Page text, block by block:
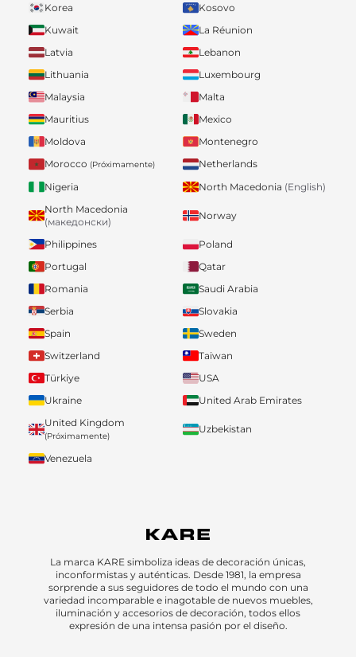
Korea
Kosovo
Kuwait
La Réunion
Latvia
Lebanon
Lithuania
Luxembourg
Malaysia
Malta
Mauritius
Mexico
Moldova
Montenegro
Morocco (Próximamente)
Netherlands
Nigeria
North Macedonia (English)
North Macedonia
(македонски)
Norway
Philippines
Poland
Portugal
Qatar
Romania
Saudi Arabia
Serbia
Slovakia
Spain
Sweden
Switzerland
Taiwan
Türkiye
USA
Ukraine
United Arab Emirates
United Kingdom
(Próximamente)
Uzbekistan
Venezuela
La marca KARE simboliza ideas de decoración únicas,
inconformistas y auténticas. Desde 1981, la empresa
sorprende a sus seguidores de todo el mundo con una
variedad incomparable e inagotable de nuevos muebles,
iluminación y accesorios de decoración, todos ellos
expresión de una intensa pasión por el diseño.